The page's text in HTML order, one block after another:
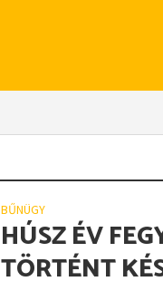
BŰNÜGY
HÚSZ ÉV
TÖRTÉNT